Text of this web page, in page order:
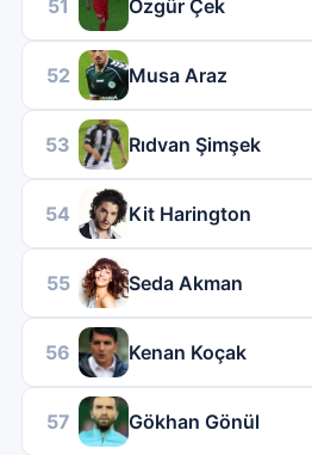
51 Özgür Çek
52 Musa Araz
53 Rıdvan Şimşek
54 Kit Harington
55 Seda Akman
56 Kenan Koçak
57 Gökhan Gönül